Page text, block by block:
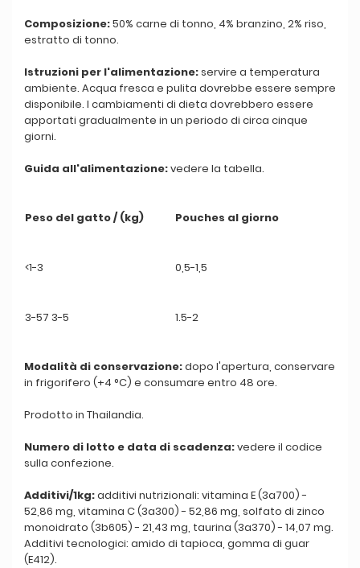
Composizione:50% carne di tonno, 4% branzino, 2% riso,
estratto di tonno.
Istruzioni per l'alimentazione: servire a temperatura
ambiente. Acqua fresca e pulita dovrebbe essere sempre
disponibile. I cambiamenti di dieta dovrebbero essere
apportati gradualmente in un periodo di circa cinque
giorni.
Guida all'alimentazione:vedere la tabella.
Peso del gatto / (kg) Pouches al giorno
<1-3 0,5-1,5
3-57 3-5 1.5-2
Modalità di conservazione:dopo l'apertura, conservare
in frigorifero (+4 °C) e consumare entro 48 ore.
Prodotto in Thailandia.
Numero di lotto e data di scadenza:vedere il codice
sulla confezione.
Additivi/1kg:additivi nutrizionali: vitamina E (3a700) -
52,86 mg, vitamina C (3a300) - 52,86 mg, solfato di zinco
monoidrato (3b605) - 21,43 mg, taurina (3a370) - 14,07 mg.
Additivi tecnologici: amido di tapioca, gomma di guar
(E412).